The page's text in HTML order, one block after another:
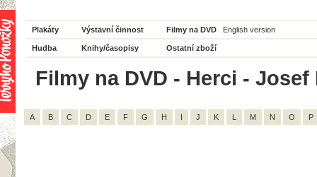
Plakáty Výstavní činnost Filmy na DVD English version
Hudba Knihy/časopisy Ostatní zboží
Filmy na DVD - Herci -
A B C D E F G H I J K L M N O P